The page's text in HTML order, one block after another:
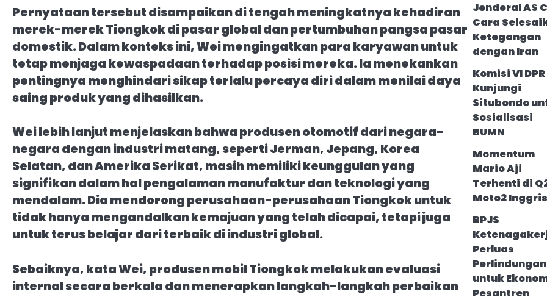
Pernyataan tersebut disampaikan di tengah meningkatnya kehadiran
merek-merek Tiongkok di pasar global dan pertumbuhan pangsa pasar
domestik. Dalam konteks ini, Wei mengingatkan para karyawan untuk
tetap menjaga kewaspadaan terhadap posisi mereka. Ia menekankan
pentingnya menghindari sikap terlalu percaya diri dalam menilai daya
saing produk yang dihasilkan.
Wei lebih lanjut menjelaskan bahwa produsen otomotif dari negara-
negara dengan industri matang, seperti Jerman, Jepang, Korea
Selatan, dan Amerika Serikat, masih memiliki keunggulan yang
signifikan dalam hal pengalaman manufaktur dan teknologi yang
mendalam. Dia mendorong perusahaan-perusahaan Tiongkok untuk
tidak hanya mengandalkan kemajuan yang telah dicapai, tetapi juga
untuk terus belajar dari terbaik di industri global.
Sebaiknya, kata Wei, produsen mobil Tiongkok melakukan evaluasi
internal secara berkala dan menerapkan langkah-langkah perbaikan
Jenderal AS
Cara
Ketegangan
dengan Iran
Komisi VI DPR
Kunjungi
Situbondo
Sosialisasi
BUMN
Momentum
Mario Aji
Terhenti di
Moto2 Inggris
BPJS
Perluas
Perlindungan
untuk
Pesantren